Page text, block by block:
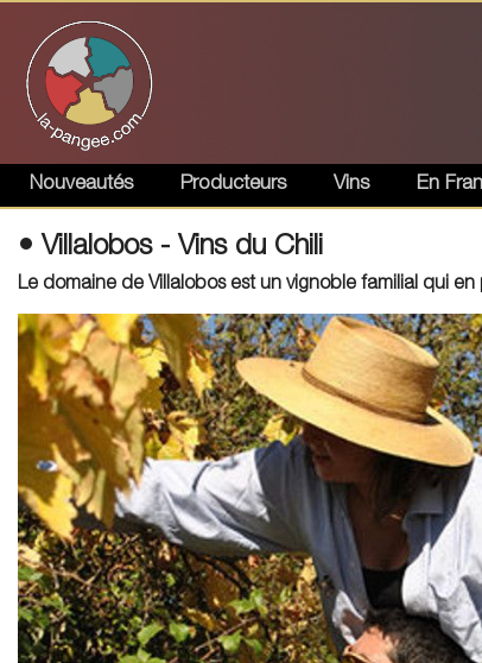
Nouveautés Producteurs Vins En
• Villalobos - Vins du Chili
Le domaine de Villalobos est un vignoble familial qui